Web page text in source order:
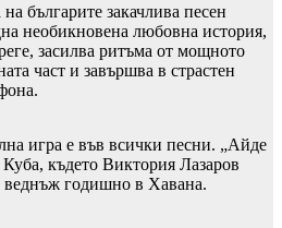
българите закачлива песен
необикновена любовна история,
засилва ритъма от мощното
част и завършва в страстен
игра е във всички песни. „Айде
където Виктория Лазаров
годишно в Хавана.